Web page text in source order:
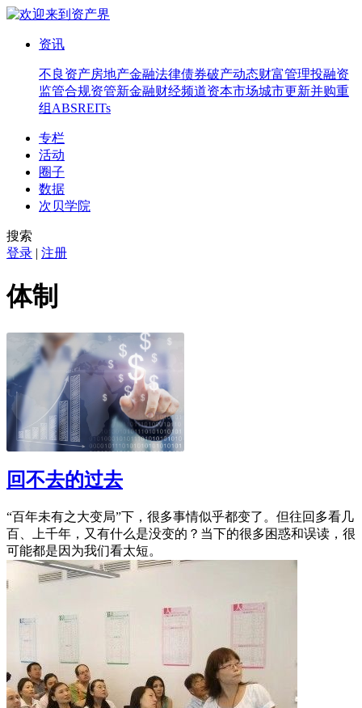
资讯
不良资产房地产金融法律债券破产动态财富管理投融资
监管合规资管新金融财经频道资本市场城市更新并购重
组 ABSREITs
专栏
活动
圈子
数据
次贝学院
搜索
登录 | 注册
体制
回不去的过去
“百年未有之大变局”下，很多事情似乎都变了。但往回多看几
百、上千年，又有什么是没变的？当下的很多困惑和误读，很
可能都是因为我们看太短。